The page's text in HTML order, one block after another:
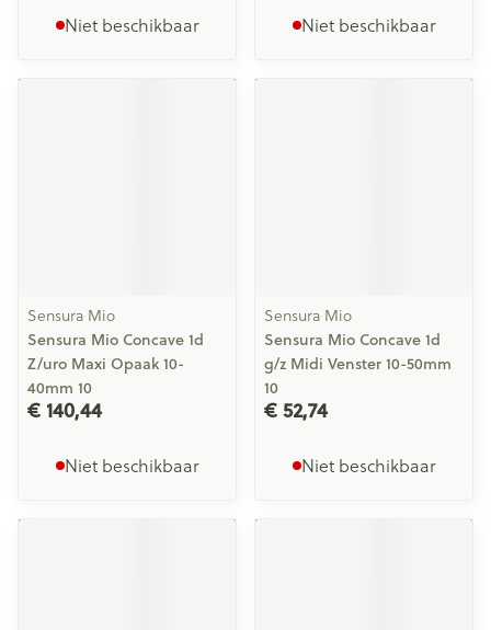
Niet beschikbaar Niet beschikbaar
Sensura Mio
Sensura Mio Concave 1d
Z/uro Maxi Opaak 10-
40mm 10
€ 140,44
Niet beschikbaar
Sensura Mio
Sensura Mio Concave 1d
g/z Midi Venster 10-50mm
10
€ 52,74
Niet beschikbaar